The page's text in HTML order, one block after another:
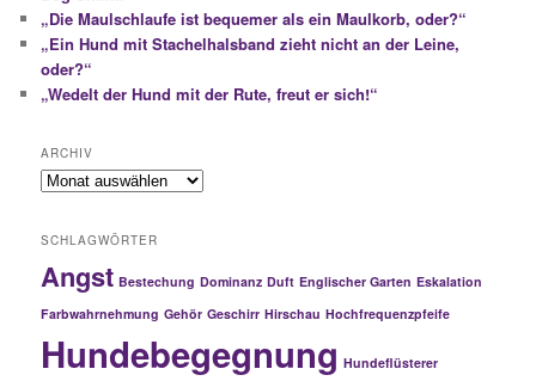
„Die Maulschlaufe ist bequemer als ein Maulkorb, oder?“
„Ein Hund mit Stachelhalsband zieht nicht an der Leine,
oder?“
„Wedelt der Hund mit der Rute, freut er sich!“
ARCHIV
Archiv
SCHLAGWÖRTER
Angst Bestechung Dominanz Duft Englischer Garten Eskalation
Farbwahrnehmung Gehör Geschirr Hirschau Hochfrequenzpfeife
Hundebegegnung Hundeflüsterer